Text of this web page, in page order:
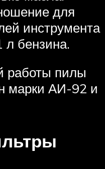
для
инструмента
л бензина.
работы пилы
марки АИ-92 и